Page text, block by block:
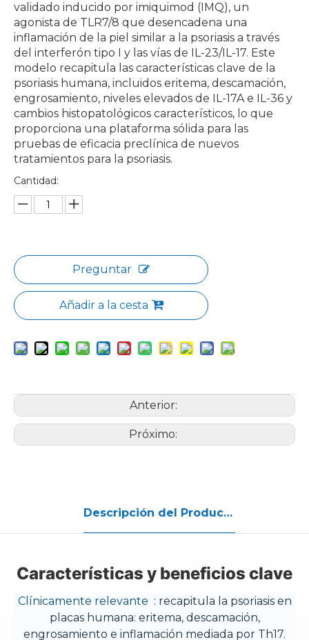
validado inducido por imiquimod (IMQ), un
agonista de TLR7/8 que desencadena una
inflamación de la piel similar a la psoriasis a través
del interferón tipo I y las vías de IL-23/IL-17. Este
modelo recapitula las características clave de la
psoriasis humana, incluidos eritema, descamación,
engrosamiento, niveles elevados de IL-17A e IL-36 y
cambios histopatológicos característicos, lo que
proporciona una plataforma sólida para las
pruebas de eficacia preclínica de nuevos
tratamientos para la psoriasis.
Cantidad:
Preguntar
Añadir a la cesta
Anterior:
Próximo:
Descripción del Producto
Características y beneficios clave
Clínicamente relevante : recapitula la psoriasis en
placas humana: eritema, descamación,
engrosamiento e inflamación mediada por Th17.